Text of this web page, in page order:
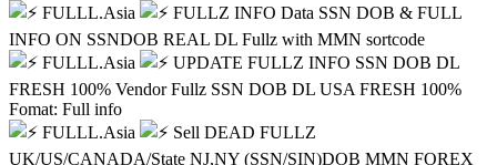
FULLL.Asia
FULLZ INFO Data SSN DOB & FULL
INFO ON SSNDOB REAL DL Fullz with MMN sortcode
FULLL.Asia
UPDATE FULLZ INFO SSN DOB DL
FRESH 100% Vendor Fullz SSN DOB DL USA FRESH 100%
Fomat: Full info
FULLL.Asia
Sell DEAD FULLZ
UK/US/CANADA/State NJ,NY (SSN/SIN)DOB MMN FOREX